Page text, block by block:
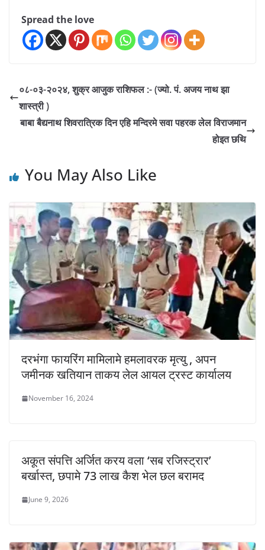
Spread the love
०८-०३-२०२४, शुक्र आजुक राशिफल :- (ज्यो. पं. अजय नाथ झा
शास्त्री )
बाबा बैद्यनाथ शिवरात्रिक दिन एहि मन्दिरमे सवा पहरक लेल विराजमान
होइत छथि
You May Also Like
दरभंगा फायरिंग मामिलामे हमलावरक मृत्यु , अपन
जमीनक खतियान ताकय लेल आयल ट्रस्ट कार्यालय
November 16, 2024
अकूत संपत्ति अर्जित करय वला ‘सब रजिस्ट्रार’
बर्खास्त, छपामे 73 लाख कैश भेल छल बरामद
June 9, 2026